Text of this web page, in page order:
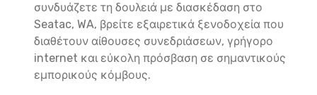
συνδυάζετε τη δουλειά με διασκέδαση στο
Seatac, WA, βρείτε εξαιρετικά ξενοδοχεία που
διαθέτουν αίθουσες συνεδριάσεων, γρήγορο
internet και εύκολη πρόσβαση σε σημαντικούς
εμπορικούς κόμβους.